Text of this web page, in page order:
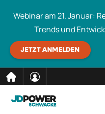
Webinar am 21. Januar:
Trends und
JETZT ANMELDEN